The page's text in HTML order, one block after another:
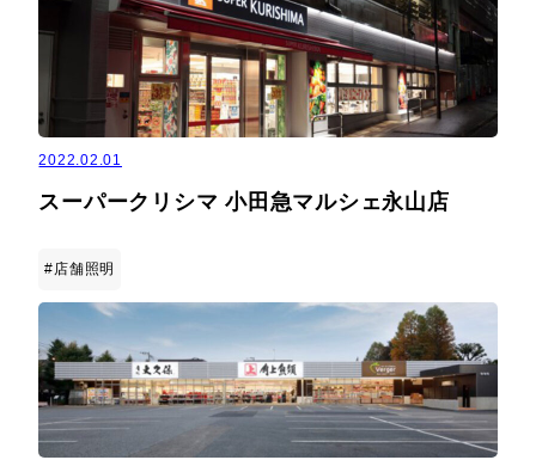
2022.02.01
スーパークリシマ 小田急マルシェ永山店
#店舗照明